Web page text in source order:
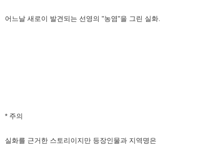
어느날 새로이 발견되는 선영의 "농염"을 그린 실화.
* 주의
실화를 근거한 스토리이지만 등장인물과 지역명은